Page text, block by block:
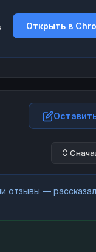
Открыть в
отзывы —